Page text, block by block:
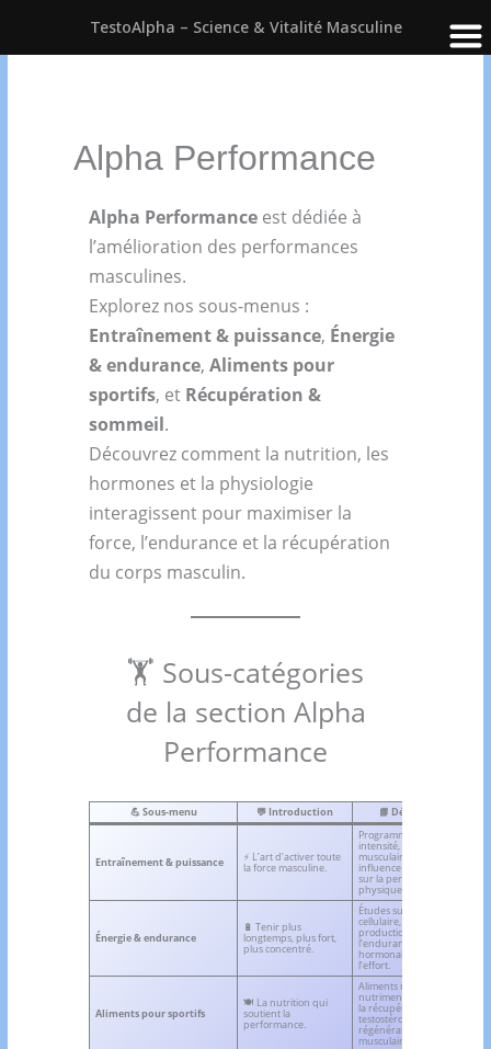
Alpha Performance
Alpha Performance est dédiée à
l’amélioration des performances
masculines.
Explorez nos sous-menus :
Entraînement & puissance, Énergie
& endurance,Aliments pour
sportifs, et Récupération &
sommeil.
Découvrez comment la nutrition, les
hormones et la physiologie
interagissent pour maximiser la
force, l’endurance et la récupération
du corps masculin.
🏋️ Sous-catégories
de la section Alpha
Performance
💪 Sous-menu 💬 Introduction 📘 Définition
Entraînement & puissance ⚡ L’art d’activer toute
la force masculine.
Programmes,
intensité, contraction
musculaire et
influence hormonale
sur la performance
physique.
Énergie & endurance
🔋 Tenir plus
longtemps, plus fort,
plus concentré.
Études sur l’énergie
cellulaire, la
production d’ATP et
l’endurance
hormonale lors de
l’effort.
Aliments pour sportifs
🍽️ La nutrition qui
soutient la
performance.
Aliments riches en
nutriments clés pour
la récupération, la
testostérone et la
régénération
musculaire.
TestoAlpha – Science & Vitalité Masculine